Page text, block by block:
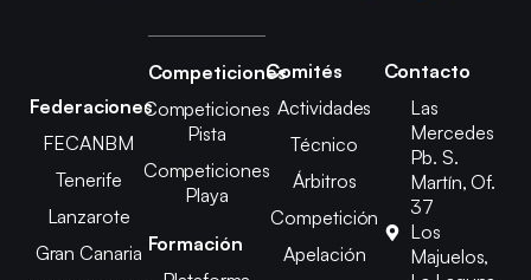
Federaciones
FECANBM
Tenerife
Lanzarote
Gran Canaria
Competiciones
Competiciones
Pista
Competiciones
Playa
Formación
Comités
Actividades
Técnico
Árbitros
Competición
Apelación
Contacto
Las
Mercedes
Pb. S.
Martín, Of.
37
Los
Majuelos,